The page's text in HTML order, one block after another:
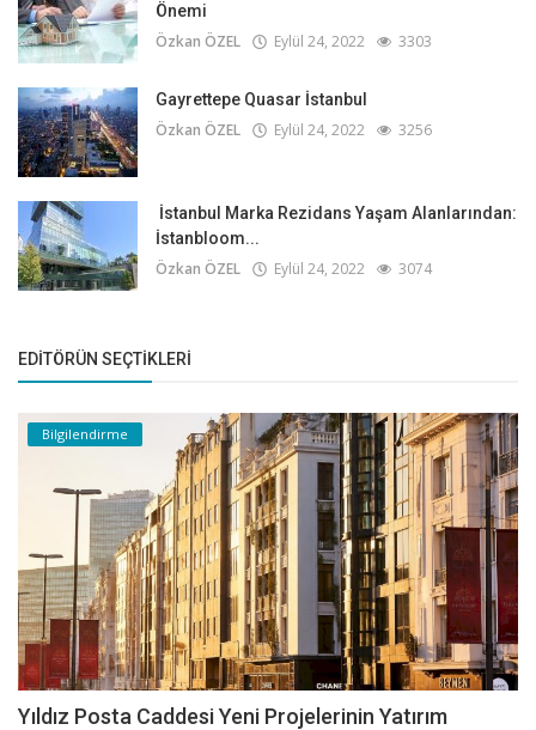
Önemi
Özkan ÖZEL Eylül 24, 2022 3303
Gayrettepe Quasar İstanbul
Özkan ÖZEL Eylül 24, 2022 3256
İstanbul Marka Rezidans Yaşam Alanlarından:
İstanbloom...
Özkan ÖZEL Eylül 24, 2022 3074
EDITÖRÜN SEÇTIKLERI
Bilgilendirme
Yıldız Posta Caddesi Yeni Projelerinin Yatırım